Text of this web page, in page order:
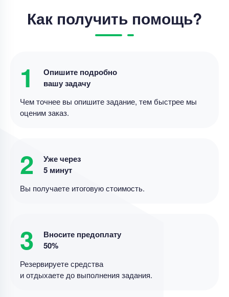
8 минут назад
Отчет по практике "Ознакомительная практика:
деятельность педагога-психолога в системе
дошкольного образования"
Срок выполнения1 дней
15 минут назад
сельского хозяйства и развития сельских
районов (BADR)», г. Гельма, Алжир
Уникальность85%
Другое
Список литературы ВКР
Как получить помощь?
1
Опишите подробно
вашу задачу
Чем точнее вы опишите задание, тем быстрее мы
оценим заказ.
2
Уже через
5 минут
Вы получаете итоговую стоимость.
3
Вносите предоплату
50%
Резервируете средства
и отдыхаете до выполнения задания.